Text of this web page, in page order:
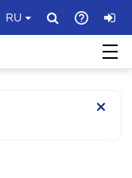
RU